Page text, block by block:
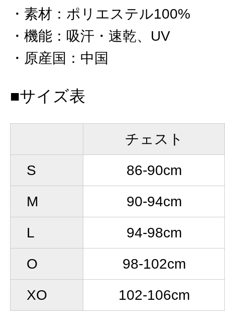
素材 ： ポリエステル100%
機能 ： 吸汗・速乾、UV
原産国 ： 中国
■サイズ表
チェスト
S
86-90cm
M
90-94cm
L
94-98cm
O
98-102cm
XO
102-106cm